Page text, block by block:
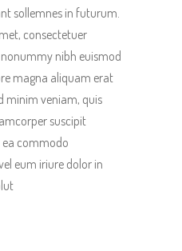
sollemnes in futurum.
consectetuer
nibh euismod
magna aliquam erat
minim veniam, quis
suscipit
ea commodo
eum iriure dolor in